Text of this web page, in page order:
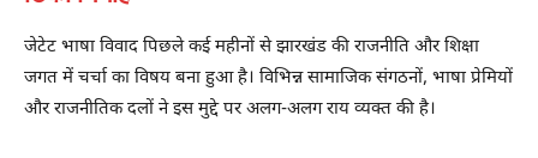
जेटेट भाषा विवाद पिछले कई महीनों से झारखंड की राजनीति और शिक्षा
जगत में चर्चा का विषय बना हुआ है। विभिन्न सामाजिक संगठनों, भाषा प्रेमियों
और राजनीतिक दलों ने इस मुद्दे पर अलग-अलग राय व्यक्त की है।